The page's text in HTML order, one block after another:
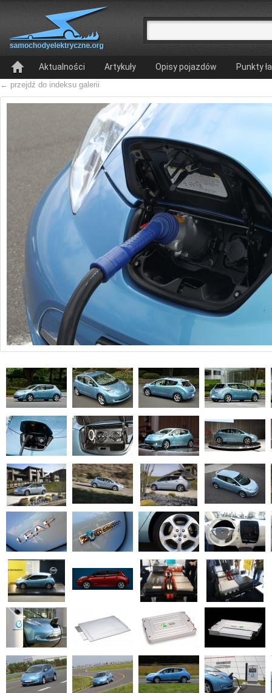
Aktualności Artykuły Opisy pojazdów Punkty
← przejdź do indeksu galerii